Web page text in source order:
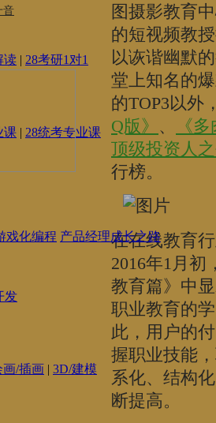
读 | 28考研1对1
课 | 28统考专业课
戏化编程 产品经理成长之路
发
画/插画 | 3D/建模
音
图摄影教育
的短视频教
以诙谐幽默
堂上知名的
的TOP3以外
Q版》 、
《
顶级投资人
行榜。
在在线教育
2016年1月初
教育篇》中
职业教育的
此，用户的
握职业技能
系化、结构
断提高。